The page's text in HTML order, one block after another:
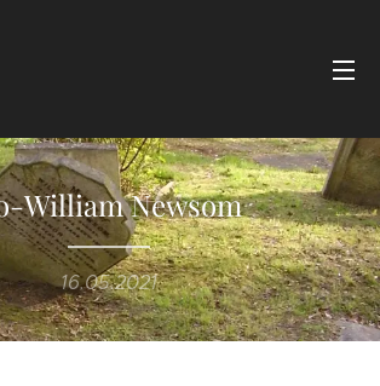
William Newsom
16.05.2021